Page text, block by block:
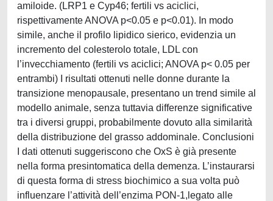
amiloide. (LRP1 e Cyp46; fertili vs aciclici,
rispettivamente ANOVA p<0.05 e p<0.01). In modo
simile, anche il profilo lipidico sierico, evidenzia un
incremento del colesterolo totale, LDL con
l’invecchiamento (fertili vs aciclici; ANOVA p< 0.05 per
entrambi) I risultati ottenuti nelle donne durante la
transizione menopausale, presentano un trend simile al
modello animale, senza tuttavia differenze significative
tra i diversi gruppi, probabilmente dovuto alla similarità
della distribuzione del grasso addominale. Conclusioni
I dati ottenuti suggeriscono che OxS è già presente
nella forma presintomatica della demenza. L’instaurarsi
di questa forma di stress biochimico a sua volta può
influenzare l’attività dell’enzima PON-1,legato alle